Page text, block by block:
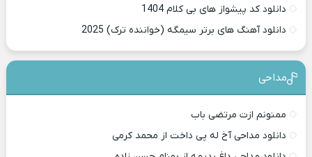
دانلود کد پیشواز های بی کلام 1404
دانلود آهنگ های برتر سیمگه (خواننده ترک) 2025
مداحی
ممنونم ازت مرتضی باب
دانلود مداحی آخ له پی داخت از محمد کرمی